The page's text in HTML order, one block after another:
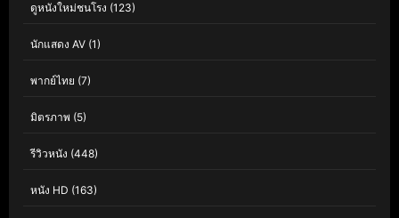
ดูหนังใหม่ชนโรง (123)
นักแสดง AV (1)
พากย์ไทย (7)
มิตรภาพ (5)
รีวิวหนัง (448)
หนัง HD (163)